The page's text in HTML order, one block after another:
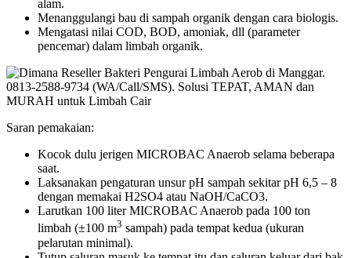
alam.
Menanggulangi bau di sampah organik dengan cara biologis.
Mengatasi nilai COD, BOD, amoniak, dll (parameter
pencemar) dalam limbah organik.
Saran pemakaian:
Kocok dulu jerigen MICROBAC Anaerob selama beberapa
saat.
Laksanakan pengaturan unsur pH sampah sekitar pH 6,5 – 8
dengan memakai H2SO4 atau NaOH/CaCO3.
Larutkan 100 liter MICROBAC Anaerob pada 100 ton
limbah (±100 m3 sampah) pada tempat kedua (ukuran
pelarutan minimal).